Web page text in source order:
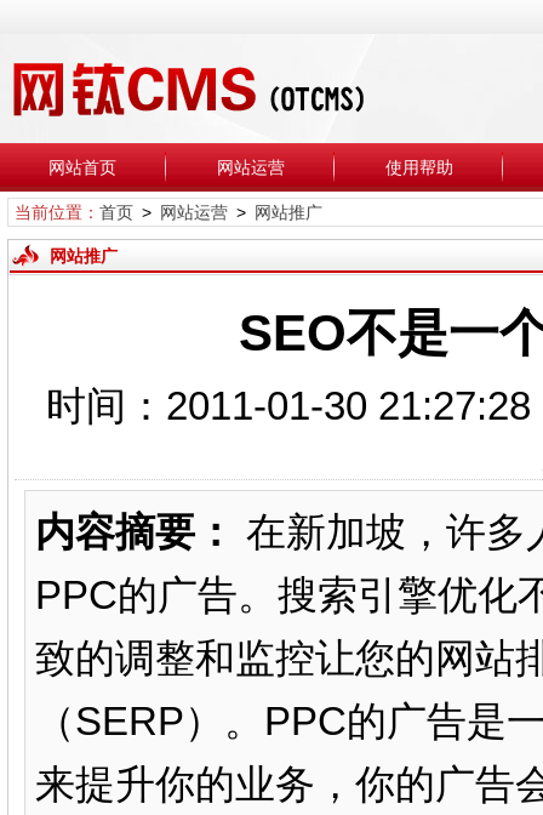
网站首页 网站运营 使用帮助
当前位置： 首页> 网站运营> 网站推广
网站推广
SEO不是一
时间：2011-01-30
内容摘要： 在新加坡，许多
PPC的广告。搜索引擎优化
致的调整和监控让您的网站
（SERP）。PPC的广告是
来提升你的业务，你的广告